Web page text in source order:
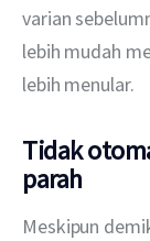
varian
lebih mudah
lebih menular.
Tidak
parah
Meskipun